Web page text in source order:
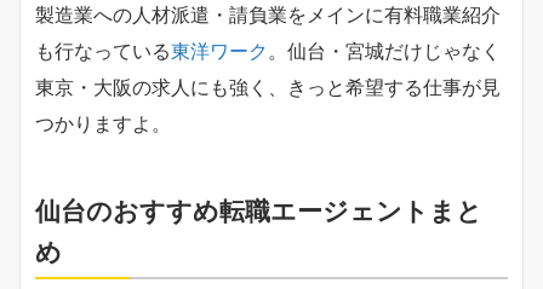
製造業への人材派遣・請負業をメインに有料職業紹介
も行なっている東洋ワーク 。仙台・宮城だけじゃなく
東京・大阪の求人にも強く、きっと希望する仕事が見
つかりますよ。
仙台のおすすめ転職エージェントまと
め